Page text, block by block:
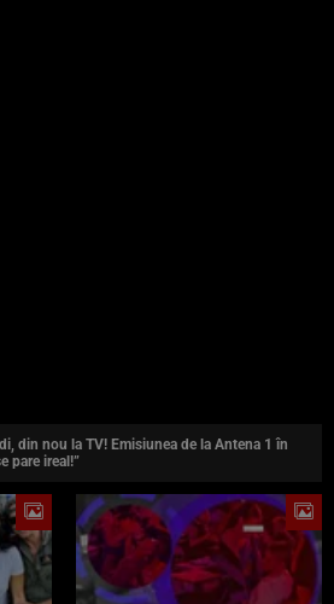
din nou la TV! Emisiunea de la Antena 1 în
pare ireal!”